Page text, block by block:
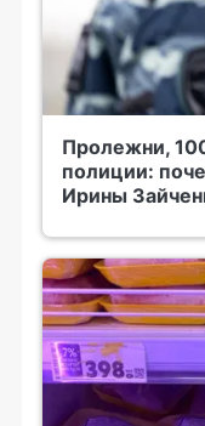
Пролежни,
полиции:
Ирины